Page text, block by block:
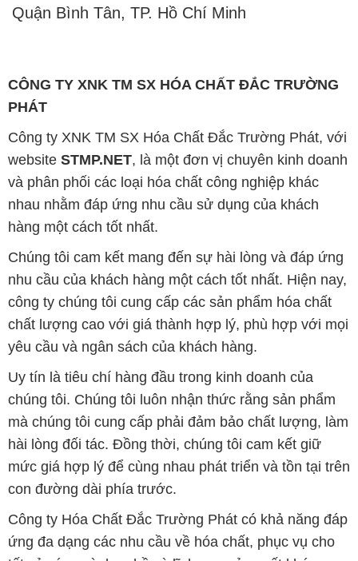
PHÁT
và phân phối các loại hóa chất công nghiệp khác
nhau nhằm đáp ứng nhu cầu sử dụng của khách
hàng một cách tốt nhất.
Chúng tôi cam kết mang đến sự hài lòng và đáp ứng
nhu cầu của khách hàng một cách tốt nhất. Hiện nay,
công ty chúng tôi cung cấp các sản phẩm hóa chất
chất lượng cao với giá thành hợp lý, phù hợp với mọi
yêu cầu và ngân sách của khách hàng.
Uy tín là tiêu chí hàng đầu trong kinh doanh của
chúng tôi. Chúng tôi luôn nhận thức rằng sản phẩm
mà chúng tôi cung cấp phải đảm bảo chất lượng, làm
hài lòng đối tác. Đồng thời, chúng tôi cam kết giữ
mức giá hợp lý để cùng nhau phát triển và tồn tại trên
con đường dài phía trước.
Công ty Hóa Chất Đắc Trường Phát có khả năng đáp
ứng đa dạng các nhu cầu về hóa chất, phục vụ cho
tất cả các ngành nghề và lĩnh vực sản xuất khác
nhau tại TP. Hồ Chí Minh. Sứ mệnh của chúng tôi là
cung cấp và phân phối các sản phẩm hóa chất đảm
bảo chất lượng và giá thành tốt nhất, đáp ứng mọi
yêu cầu của khách hàng.